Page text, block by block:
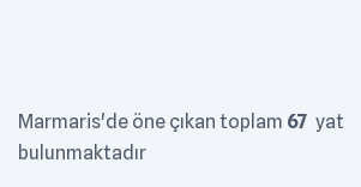
Marmaris'de öne çıkan toplam 67 yat
bulunmaktadır